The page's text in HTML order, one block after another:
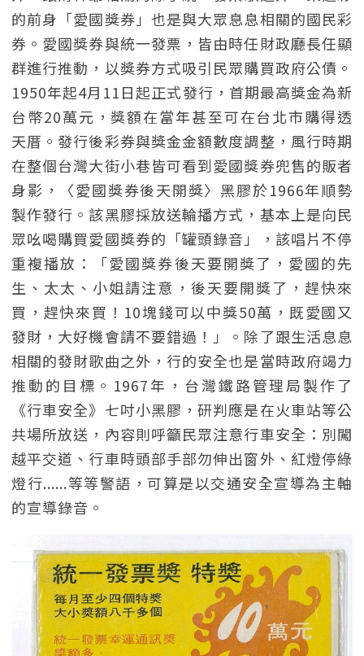
的前身「愛國獎券」也是與大眾息息相關的國民彩
券。愛國獎券與統一發票，皆由時任財政廳長任顯
群進行推動，以獎券方式吸引民眾購買政府公債。
1950年起4月11日起正式發行，首期最高獎金為新
台幣20萬元，獎額在當年甚至可在台北市購得透
天厝。發行後彩券與獎金金額數度調整，風行時期
在整個台灣大街小巷皆可看到愛國獎券兜售的販者
身影，〈愛國獎券後天開獎〉黑膠於1966年順勢
製作發行。該黑膠採放送輪播方式，基本上是向民
眾吆喝購買愛國獎券的「罐頭錄音」，該唱片不停
重複播放：「愛國獎券後天要開獎了，愛國的先
生、太太、小姐請注意，後天要開獎了，趕快來
買，趕快來買！10塊錢可以中獎50萬，既愛國又
發財，大好機會請不要錯過！」。除了跟生活息息
相關的發財歌曲之外，行的安全也是當時政府竭力
推動的目標。1967年，台灣鐵路管理局製作了
《行車安全》七吋小黑膠，研判應是在火車站等公
共場所放送，內容則呼籲民眾注意行車安全：別闖
越平交道、行車時頭部手部勿伸出窗外、紅燈停綠
燈行......等等警語，可算是以交通安全宣導為主軸
的宣導錄音。